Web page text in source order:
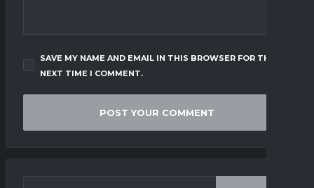
SAVE MY NAME AND EMAIL IN THIS BROWSER FOR THE
NEXT TIME I COMMENT.